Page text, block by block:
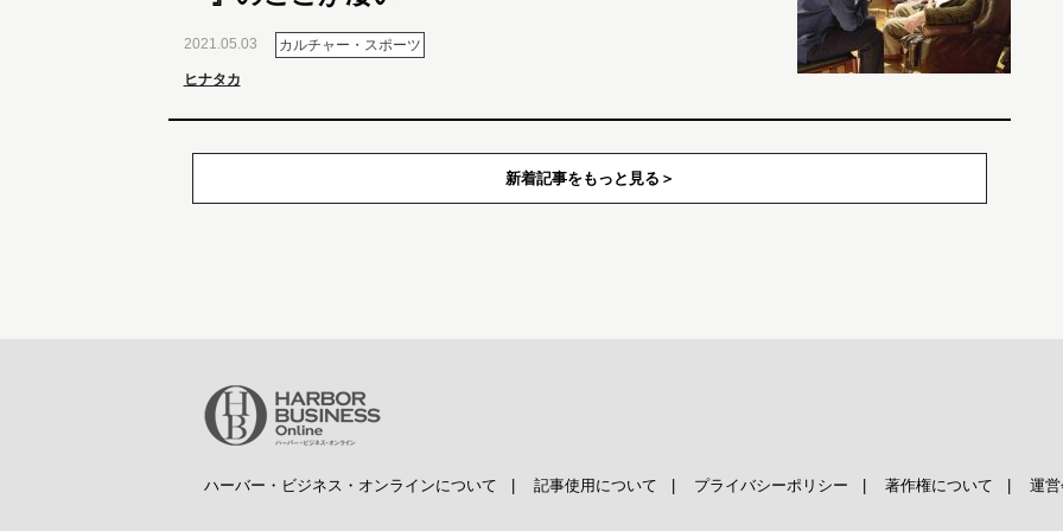
2021.05.03 カルチャー・スポーツ
ヒナタカ
新着記事をもっと見る
ハーバー・ビジネス・オンラインについて 記事使用について プライバシーポリシー 著作権について 運